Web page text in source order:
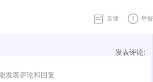
反馈 举报
发表评论:
发表评论和回复